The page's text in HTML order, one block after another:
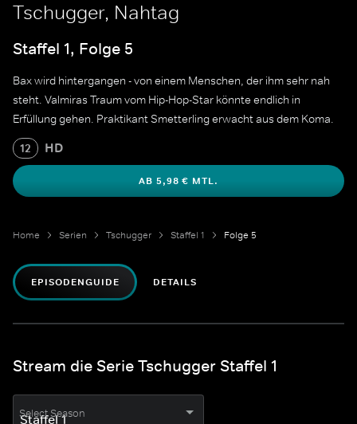
Tschugger, Nahtag
Staffel 1, Folge 5
Bax wird hintergangen - von einem Menschen, der ihm sehr nah
steht. Valmiras Traum vom Hip-Hop-Star könnte endlich in
Erfüllung gehen. Praktikant Smetterling erwacht aus dem Koma.
12 HD
AB 5,98 € MTL.
Home Serien Tschugger Staffel 1 Folge 5
EPISODENGUIDE DETAILS
Stream die Serie Tschugger Staffel 1
Select Season